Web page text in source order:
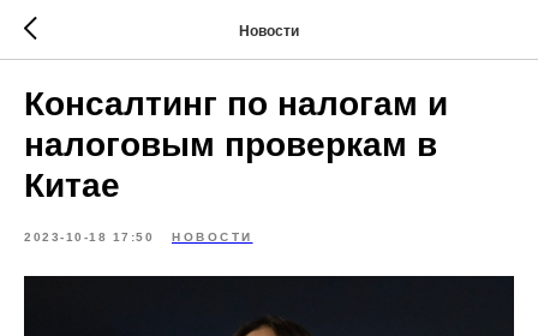
Новости
Консалтинг по налогам и
налоговым проверкам в
Китае
2023-10-18 17:50 НОВОСТИ